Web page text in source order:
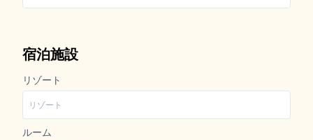
宿泊施設
リゾート
ルーム